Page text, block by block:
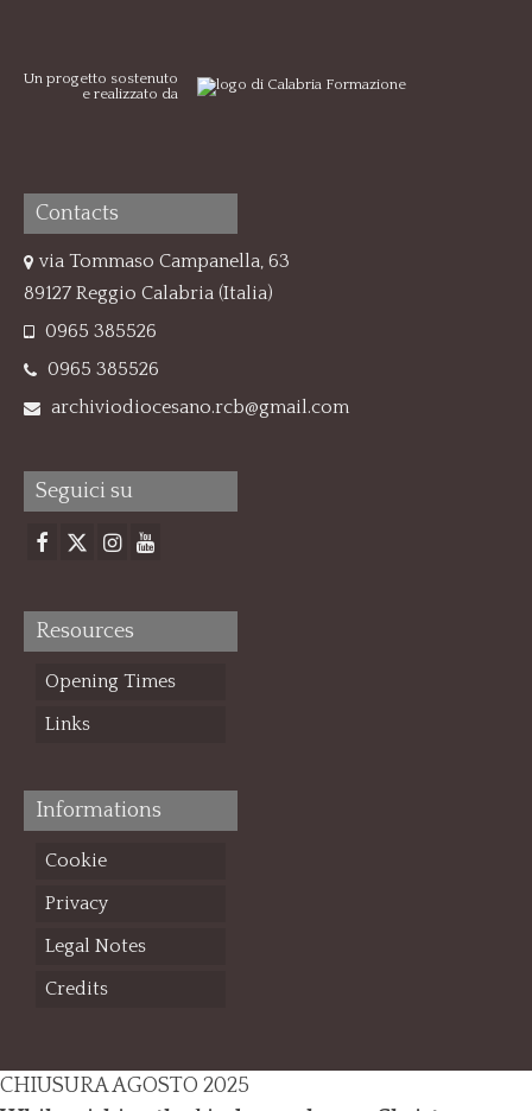
Un progetto sostenuto
e realizzato da
Contacts
via Tommaso Campanella, 63
89127 Reggio Calabria (Italia)
0965 385526
0965 385526
archiviodiocesano.rcb@gmail.com
Seguici su
Resources
Opening Times
Links
Informations
Cookie
Privacy
Legal Notes
Credits
CHIUSURA AGOSTO 2025